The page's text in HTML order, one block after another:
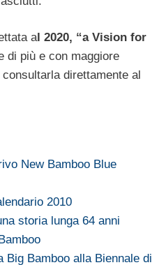
al 2020, “a Vision for
di più e con maggiore
direttamente al
New Bamboo Blue
2010
storia lunga 64 anni
Big Bamboo alla Biennale di